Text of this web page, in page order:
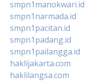
smpn1manokwari.id
smpn1narmada.id
smpn1pacitan.id
smpn1padang.id
smpn1pailangga.id
haklijakarta.com
haklilangsa.com